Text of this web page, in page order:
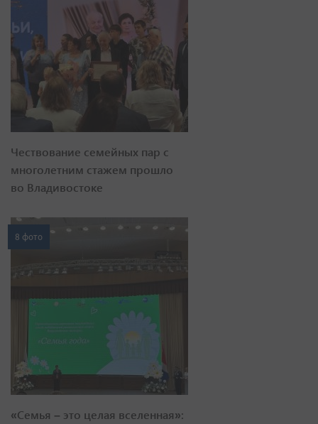
Чествование семейных пар с
многолетним стажем прошло
во Владивостоке
8 фото
«Семья – это целая вселенная»: